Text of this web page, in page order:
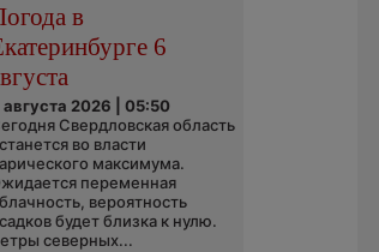
в
6
августа 2026 | 05:50
Свердловская область
во власти
максимума.
переменная
вероятность
будет близка к нулю.
северных...